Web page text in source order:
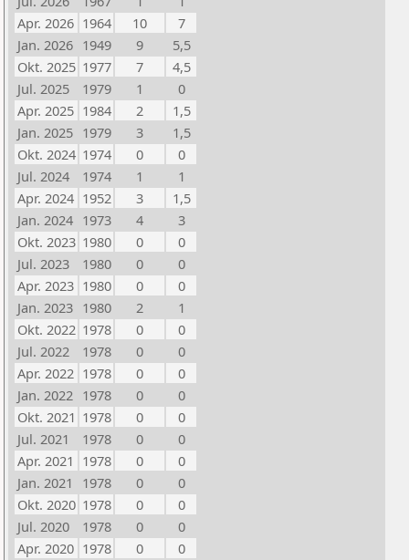
Apr. 2026 1964 10
7
Jan. 2026 1949 9
5,5
Okt. 2025 1977 7
4,5
Jul. 2025
1979 1
0
Apr. 2025 1984 2
1,5
Jan. 2025 1979 3
1,5
Okt. 2024 1974 0
0
Jul. 2024
1974 1
1
Apr. 2024 1952 3
1,5
Jan. 2024 1973 4
3
Okt. 2023 1980 0
0
Jul. 2023
1980 0
0
Apr. 2023 1980 0
0
Jan. 2023 1980 2
1
Okt. 2022 1978 0
0
Jul. 2022
1978 0
0
Apr. 2022 1978 0
0
Jan. 2022 1978 0
0
Okt. 2021 1978 0
0
Jul. 2021
1978 0
0
Apr. 2021 1978 0
0
Jan. 2021
1978 0
0
Okt. 2020 1978 0
0
Jul. 2020
1978 0
0
Apr. 2020 1978 0
0